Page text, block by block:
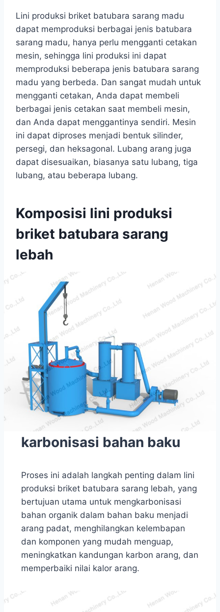
Lini produksi briket batubara sarang madu
dapat memproduksi berbagai jenis batubara
sarang madu, hanya perlu mengganti cetakan
mesin, sehingga lini produksi ini dapat
memproduksi beberapa jenis batubara sarang
madu yang berbeda. Dan sangat mudah untuk
mengganti cetakan, Anda dapat membeli
berbagai jenis cetakan saat membeli mesin,
dan Anda dapat menggantinya sendiri. Mesin
ini dapat diproses menjadi bentuk silinder,
persegi, dan heksagonal. Lubang arang juga
dapat disesuaikan, biasanya satu lubang, tiga
lubang, atau beberapa lubang.
Komposisi lini produksi
briket batubara sarang
lebah
karbonisasi bahan baku
Proses ini adalah langkah penting dalam lini
produksi briket batubara sarang lebah, yang
bertujuan utama untuk mengkarbonisasi
bahan organik dalam bahan baku menjadi
arang padat, menghilangkan kelembapan
dan komponen yang mudah menguap,
meningkatkan kandungan karbon arang, dan
memperbaiki nilai kalor arang.